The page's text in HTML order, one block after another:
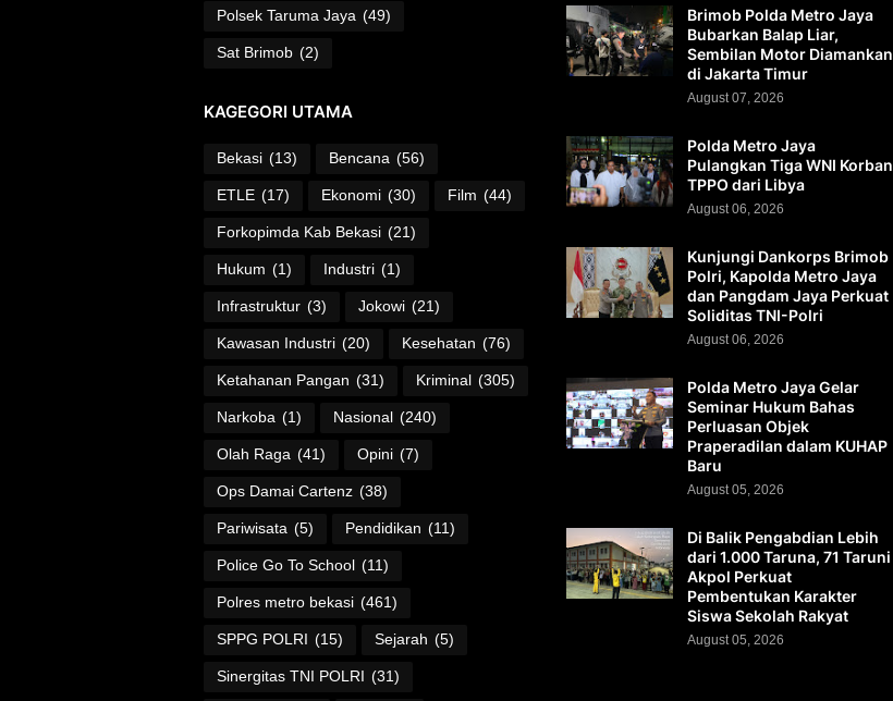
Polsek Taruma Jaya (49)
Sat Brimob (2)
KAGEGORI UTAMA
Bekasi (13) Bencana (56)
ETLE (17) Ekonomi (30) Film (44)
Forkopimda Kab Bekasi (21)
Hukum (1) Industri (1)
Infrastruktur (3) Jokowi (21)
Kawasan Industri (20) Kesehatan (76)
Ketahanan Pangan (31) Kriminal (305)
Narkoba (1) Nasional (240)
Olah Raga (41) Opini (7)
Ops Damai Cartenz (38)
Pariwisata (5) Pendidikan (11)
Police Go To School (11)
Polres metro bekasi (461)
SPPG POLRI (15) Sejarah (5)
Sinergitas TNI POLRI (31)
Brimob Polda Metro Jaya
Bubarkan Balap Liar,
Sembilan Motor Diamankan
di Jakarta Timur
August 07, 2026
Polda Metro Jaya
Pulangkan Tiga WNI Korban
TPPO dari Libya
August 06, 2026
Kunjungi Dankorps Brimob
Polri, Kapolda Metro Jaya
dan Pangdam Jaya Perkuat
Soliditas TNI-Polri
August 06, 2026
Polda Metro Jaya Gelar
Seminar Hukum Bahas
Perluasan Objek
Praperadilan dalam KUHAP
Baru
August 05, 2026
Di Balik Pengabdian Lebih
dari 1.000 Taruna, 71 Taruni
Akpol Perkuat
Pembentukan Karakter
Siswa Sekolah Rakyat
August 05, 2026